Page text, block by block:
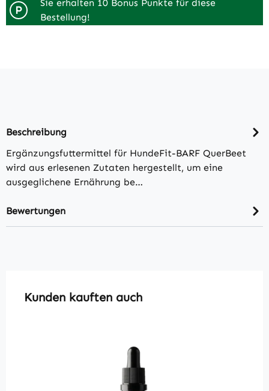
P
Sie erhalten 10 Bonus Punkte für diese
Bestellung!
Beschreibung
Ergänzungsfuttermittel für HundeFit-BARF QuerBeet
wird aus erlesenen Zutaten hergestellt, um eine
ausgeglichene Ernährung be…
Bewertungen
Produktgalerie überspringen
Kunden kauften auch